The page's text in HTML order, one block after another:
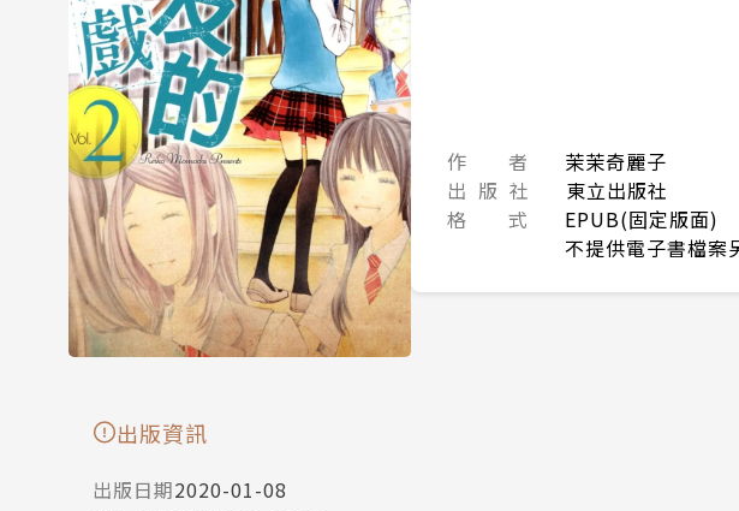
作 者
茉茉奇麗子
出 版 社
東立出版社
格 式
EPUB(固定版面)
不提供電子書檔案
出版資訊
出版日期2020-01-08